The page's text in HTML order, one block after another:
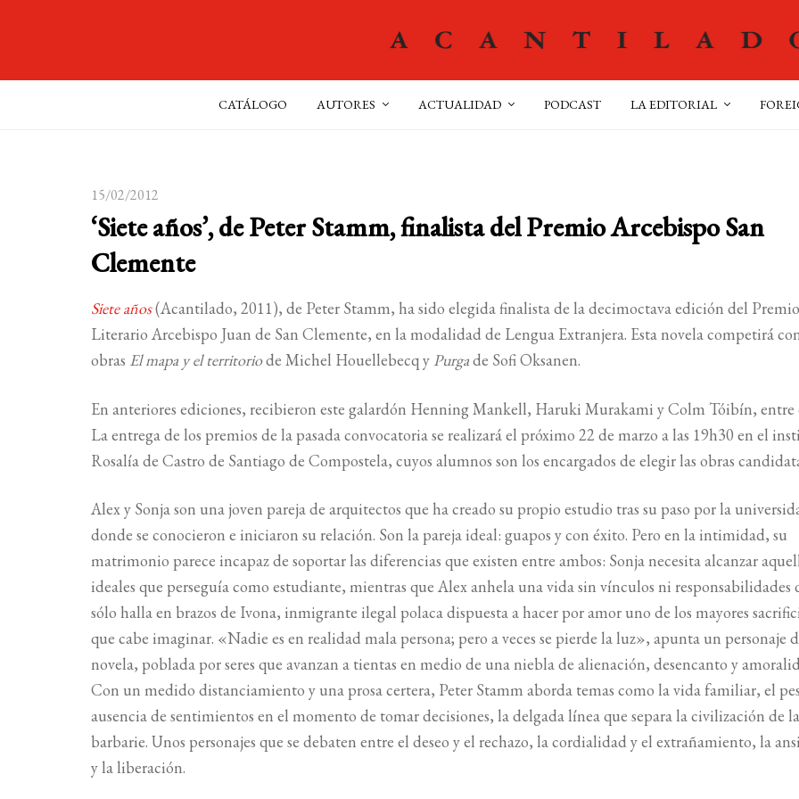
CATÁLOGO AUTORES ACTUALIDAD PODCAST LA EDITORIAL
15/02/2012
‘Siete años’, de Peter Stamm, finalista del Premio Arcebispo San
Clemente
Siete años(Acantilado, 2011), de Peter Stamm, ha sido elegida finalista de la decimoctava edición del Premio
Literario Arcebispo Juan de San Clemente, en la modalidad de Lengua Extranjera. Esta novela competirá
obras El mapa y el territoriode Michel Houellebecq y Purgade Sofi Oksanen.
En anteriores ediciones, recibieron este galardón Henning Mankell, Haruki Murakami y Colm Tóibín, entre
La entrega de los premios de la pasada convocatoria se realizará el próximo 22 de marzo a las 19h30 en el
Rosalía de Castro de Santiago de Compostela, cuyos alumnos son los encargados de elegir las obras
Alex y Sonja son una joven pareja de arquitectos que ha creado su propio estudio tras su paso por la
donde se conocieron e iniciaron su relación. Son la pareja ideal: guapos y con éxito. Pero en la intimidad, su
matrimonio parece incapaz de soportar las diferencias que existen entre ambos: Sonja necesita alcanzar
ideales que perseguía como estudiante, mientras que Alex anhela una vida sin vínculos ni responsabilidades
sólo halla en brazos de Ivona, inmigrante ilegal polaca dispuesta a hacer por amor uno de los mayores
que cabe imaginar. «Nadie es en realidad mala persona; pero a veces se pierde la luz», apunta un personaje
novela, poblada por seres que avanzan a tientas en medio de una niebla de alienación, desencanto y
Con un medido distanciamiento y una prosa certera, Peter Stamm aborda temas como la vida familiar, el
ausencia de sentimientos en el momento de tomar decisiones, la delgada línea que separa la civilización de la
barbarie. Unos personajes que se debaten entre el deseo y el rechazo, la cordialidad y el extrañamiento, la
y la liberación.